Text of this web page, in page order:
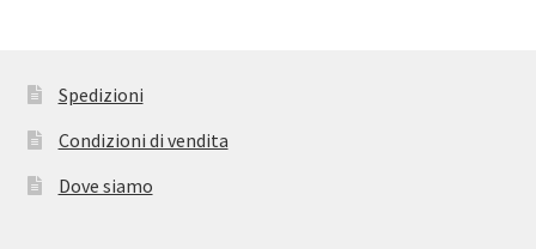
Spedizioni
Condizioni di vendita
Dove siamo